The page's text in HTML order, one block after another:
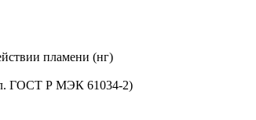
пламени (нг)
ГОСТ Р МЭК 61034-2)